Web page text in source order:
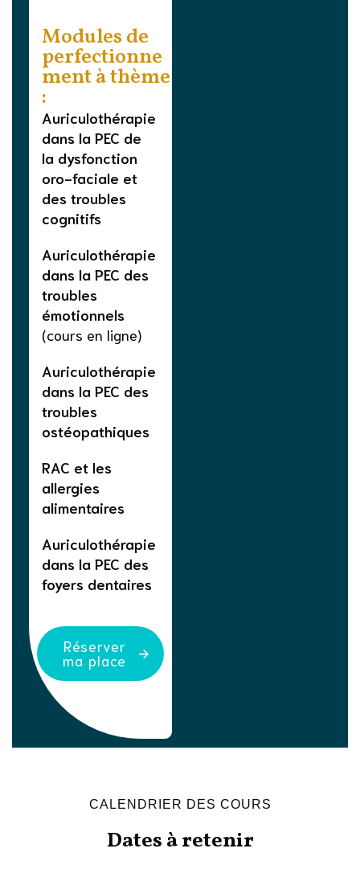
Modules de
perfectionne
ment à thème
:
Auriculothérapie
dans la PEC de
la dysfonction
oro-faciale et
des troubles
cognitifs
Auriculothérapie
dans la PEC des
troubles
émotionnels
(cours en ligne)
Auriculothérapie
dans la PEC des
troubles
ostéopathiques
RAC et les
allergies
alimentaires
Auriculothérapie
dans la PEC des
foyers dentaires
Réserver
ma place
CALENDRIER DES COURS
Dates à retenir